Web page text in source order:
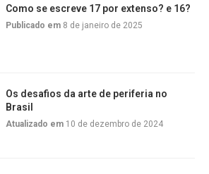
Como se escreve 17 por extenso? e 16?
Publicado em 8 de janeiro de 2025
Os desafios da arte de periferia no
Brasil
Atualizado em 10 de dezembro de 2024